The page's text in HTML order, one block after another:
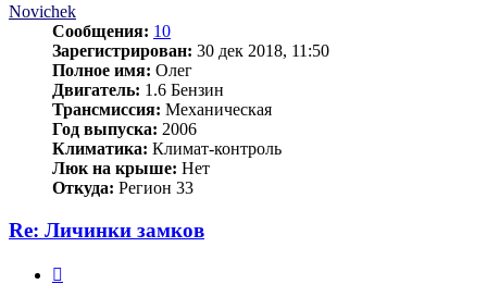
Novichek
Сообщения: 10
Зарегистрирован: 30 дек 2018, 11:50
Полное имя: Олег
Двигатель: 1.6 Бензин
Трансмиссия: Механическая
Год выпуска: 2006
Климатика: Климат-контроль
Люк на крыше: Нет
Откуда: Регион 33
Re: Личинки замков